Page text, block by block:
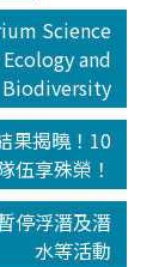
Science
and
Biodiversity
果揭曉！10
伍享殊榮！
停浮潛及潛
水等活動